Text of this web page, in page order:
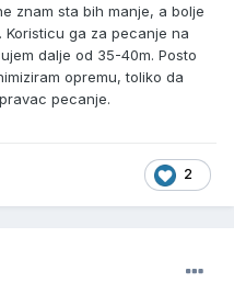
znam sta bih manje, a bolje
Koristicu ga za pecanje na
dalje od 35-40m. Posto
opremu, toliko da
pecanje.
2